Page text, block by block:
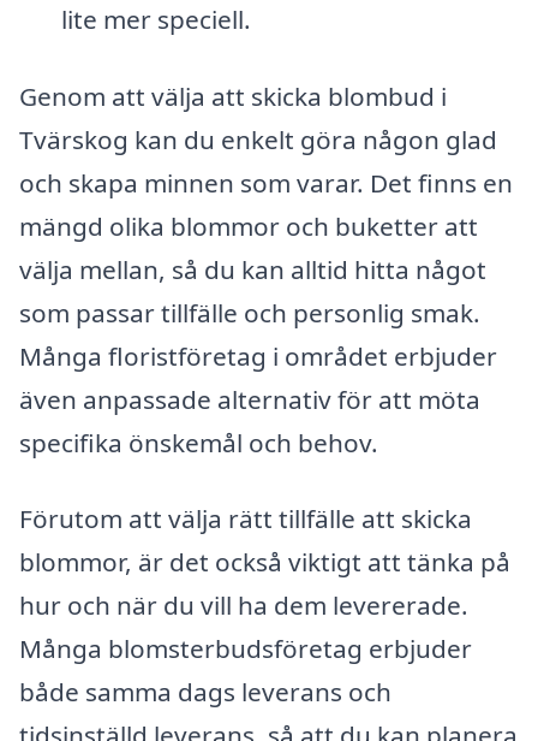
lite mer speciell.
Genom att välja att skicka blombud i
Tvärskog kan du enkelt göra någon glad
och skapa minnen som varar. Det finns en
mängd olika blommor och buketter att
välja mellan, så du kan alltid hitta något
som passar tillfälle och personlig smak.
Många floristföretag i området erbjuder
även anpassade alternativ för att möta
specifika önskemål och behov.
Förutom att välja rätt tillfälle att skicka
blommor, är det också viktigt att tänka på
hur och när du vill ha dem levererade.
Många blomsterbudsföretag erbjuder
både samma dags leverans och